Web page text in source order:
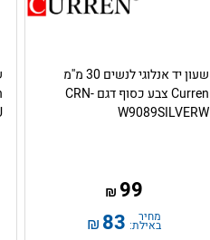
שעון יד אנלוגי לנשים 30 מ''מ
Curren צבע כסוף דגם CRN-
W9089SILVERW
99
₪
מחיר
באילת: 83
₪